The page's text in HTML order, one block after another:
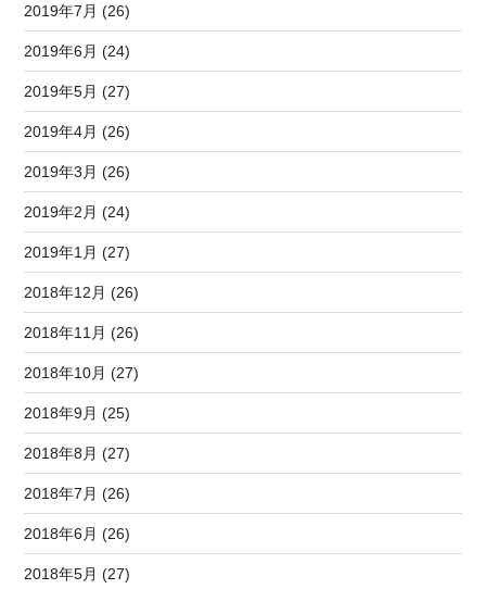
2019年7月 (26)
2019年6月 (24)
2019年5月 (27)
2019年4月 (26)
2019年3月 (26)
2019年2月 (24)
2019年1月 (27)
2018年12月 (26)
2018年11月 (26)
2018年10月 (27)
2018年9月 (25)
2018年8月 (27)
2018年7月 (26)
2018年6月 (26)
2018年5月 (27)